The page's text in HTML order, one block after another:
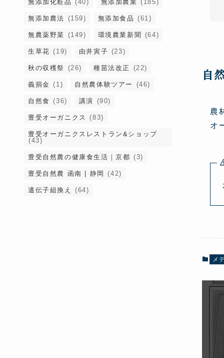
自
農
オ
メ
無添加化粧品 (40) 無添加農業 (185)
無添加農法 (159) 無添加食品 (61)
無農薬野菜 (149) 環境農業新聞 (64)
生草花 (19) 由井寅子 (23)
秋の収穫祭 (26) 種苗法改正 (22)
義捐金 (1) 自然農体験ツアー (46)
自然食 (36) 講演 (90)
豊受オーガニクス (83)
豊受オーガニクスレストラン&ショップ
(43)
豊受自然農の健康食生活｜京都 (3)
豊受自然農 函南 | 静岡 (42)
遺伝子組換え (64)